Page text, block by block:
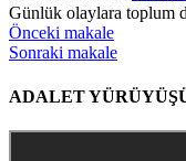
Günlük olaylara toplum
Önceki makale
Sonraki makale
ADALET